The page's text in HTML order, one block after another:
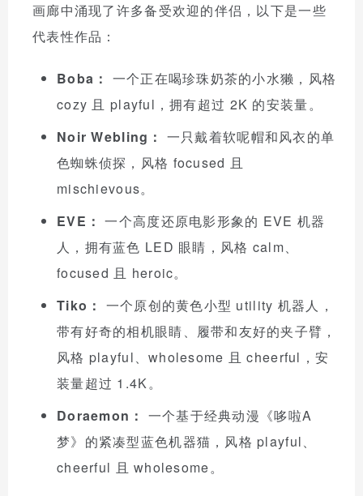
画廊中涌现了许多备受欢迎的伴侣，以下是一些
代表性作品：
Boba： 一个正在喝珍珠奶茶的小水獭，风格
cozy 且 playful，拥有超过 2K 的安装量。
Noir Webling： 一只戴着软呢帽和风衣的单
色蜘蛛侦探，风格 focused 且
mischievous。
EVE： 一个高度还原电影形象的 EVE 机器
人，拥有蓝色 LED 眼睛，风格 calm、
focused 且 heroic。
Tiko： 一个原创的黄色小型 utility 机器人，
带有好奇的相机眼睛、履带和友好的夹子臂，
风格 playful、wholesome 且 cheerful，安
装量超过 1.4K。
Doraemon： 一个基于经典动漫《哆啦A
梦》的紧凑型蓝色机器猫，风格 playful、
cheerful 且 wholesome。